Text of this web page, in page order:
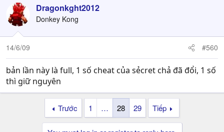
UPDATES
-Upgraded Sakon
-Decrease the capture time of Kidomaru's web trap.
-Updated Pein's sprites
-Fixed Temari's Turning into weasel bug
-Upgraded Temari'weasel
-Sasuke can do phoenix fire when jumping/dashing now
-fixed naruto's jump attack kunai/shuriken bug
-added new move to chiyo
-added new move to kankuro
Dragonkght2012
Donkey Kong
14/6/09 #560
bản lần này là full, 1 số cheat của sẻcret chả đã đổi, 1 số
thì giữ nguyên
Trước 1 … 28 29 Tiếp